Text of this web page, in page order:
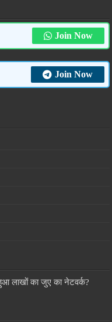
Join Now
Join Now
लाखों का जुए का नेटवर्क?